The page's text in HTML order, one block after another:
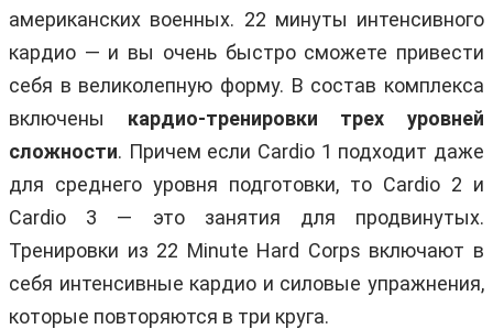
американских военных. 22 минуты интенсивного
кардио — и вы очень быстро сможете привести
себя в великолепную форму. В состав комплекса
включены кардио-тренировки трех уровней
сложности. Причем если Cardio 1 подходит даже
для среднего уровня подготовки, то Cardio 2 и
Cardio 3 — это занятия для продвинутых.
Тренировки из 22 Minute Hard Corps включают в
себя интенсивные кардио и силовые упражнения,
которые повторяются в три круга.